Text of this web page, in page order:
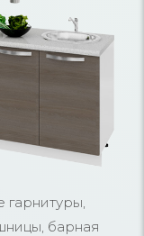
барная